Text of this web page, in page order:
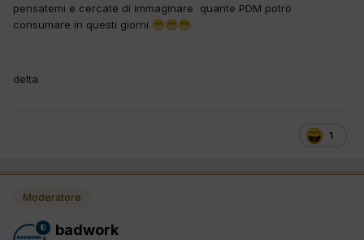
pensatemi e cercate di immaginare quante PDM potrò
consumare in questi giorni 😁😁😁
delta
1
Moderatore
badwork